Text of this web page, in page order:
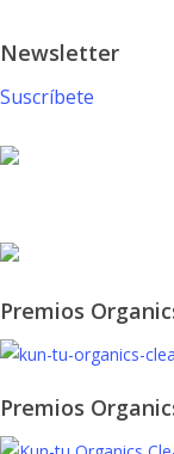
Newsletter
Suscríbete
Premios
Premios